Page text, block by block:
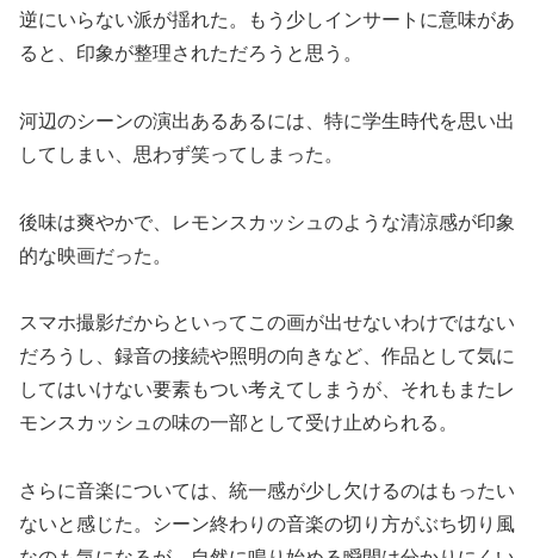
逆にいらない派が揺れた。もう少しインサートに意味があ
ると、印象が整理されただろうと思う。
河辺のシーンの演出あるあるには、特に学生時代を思い出
してしまい、思わず笑ってしまった。
後味は爽やかで、レモンスカッシュのような清涼感が印象
的な映画だった。
スマホ撮影だからといってこの画が出せないわけではない
だろうし、録音の接続や照明の向きなど、作品として気に
してはいけない要素もつい考えてしまうが、それもまたレ
モンスカッシュの味の一部として受け止められる。
さらに音楽については、統一感が少し欠けるのはもったい
ないと感じた。シーン終わりの音楽の切り方がぶち切り風